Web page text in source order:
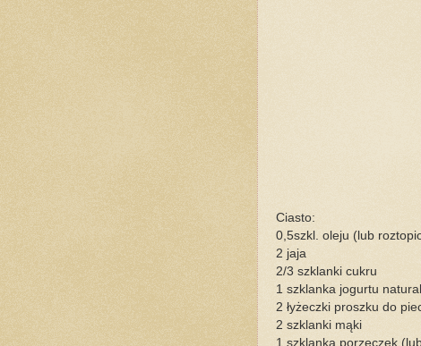
Ciasto:
0,5szkl. oleju (lub
2 jaja
2/3 szklanki cukru
1 szklanka jogurtu
2 łyżeczki proszku do
2 szklanki mąki
1 szklanka porzeczek